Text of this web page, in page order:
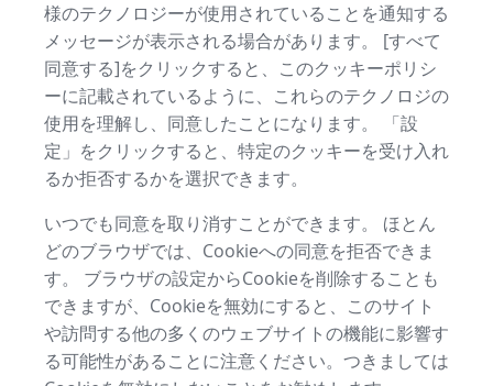
様のテクノロジーが使用されていることを通知する
メッセージが表示される場合があります。 [すべて
同意する]をクリックすると、このクッキーポリシ
ーに記載されているように、これらのテクノロジの
使用を理解し、同意したことになります。 「設
定」をクリックすると、特定のクッキーを受け入れ
るか拒否するかを選択できます。
いつでも同意を取り消すことができます。 ほとん
どのブラウザでは、Cookieへの同意を拒否できま
す。 ブラウザの設定からCookieを削除することも
できますが、Cookieを無効にすると、このサイト
や訪問する他の多くのウェブサイトの機能に影響す
る可能性があることに注意ください。つきましては